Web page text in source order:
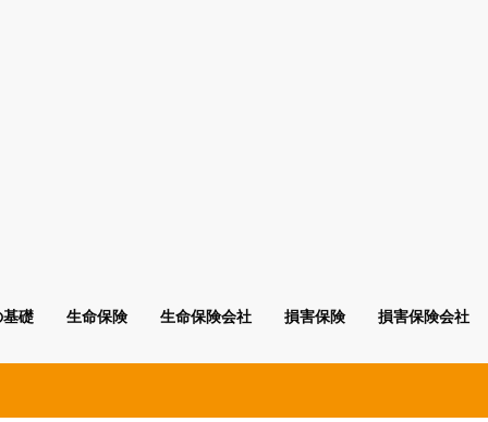
基礎 生命保険 生命保険会社 損害保険 損害保険会社